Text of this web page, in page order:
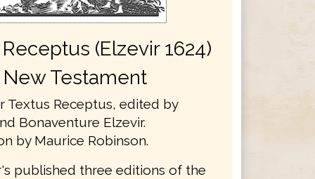
(Elzevir 1624)
New Testament
Textus Receptus, edited by
Bonaventure Elzevir.
by Maurice Robinson.
published three editions of the